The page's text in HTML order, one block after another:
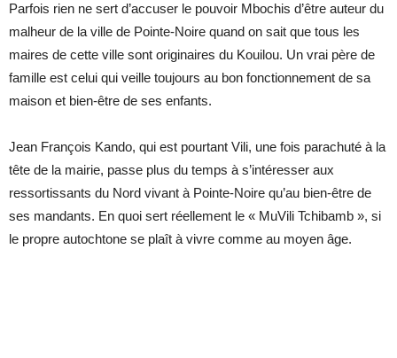
Parfois rien ne sert d’accuser le pouvoir Mbochis d’être auteur du
malheur de la ville de Pointe-Noire quand on sait que tous les
maires de cette ville sont originaires du Kouilou. Un vrai père de
famille est celui qui veille toujours au bon fonctionnement de sa
maison et bien-être de ses enfants.
Jean François Kando, qui est pourtant Vili, une fois parachuté à la
tête de la mairie, passe plus du temps à s’intéresser aux
ressortissants du Nord vivant à Pointe-Noire qu’au bien-être de
ses mandants. En quoi sert réellement le « MuVili Tchibamb », si
le propre autochtone se plaît à vivre comme au moyen âge.